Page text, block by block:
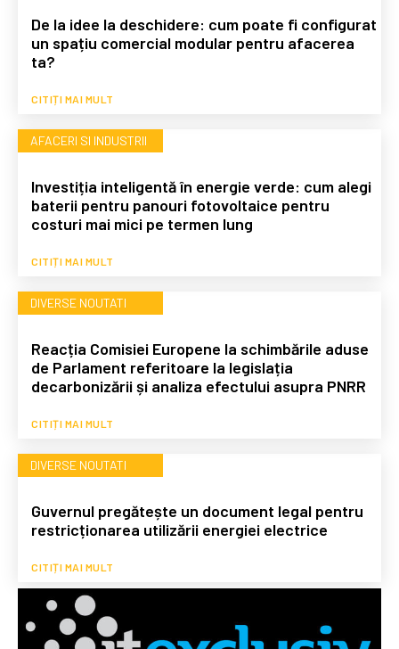
De la idee la deschidere: cum poate fi configurat
un spațiu comercial modular pentru afacerea
ta?
CITIȚI MAI MULT
AFACERI SI INDUSTRII
Investiția inteligentă în energie verde: cum alegi
baterii pentru panouri fotovoltaice pentru
costuri mai mici pe termen lung
CITIȚI MAI MULT
DIVERSE NOUTATI
Reacția Comisiei Europene la schimbările aduse
de Parlament referitoare la legislația
decarbonizării și analiza efectului asupra PNRR
CITIȚI MAI MULT
DIVERSE NOUTATI
Guvernul pregătește un document legal pentru
restricționarea utilizării energiei electrice
CITIȚI MAI MULT